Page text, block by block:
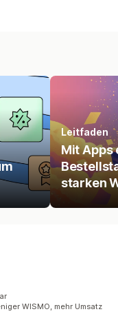
Leitfaden
Mit Apps
starken
WISMO, mehr Umsatz